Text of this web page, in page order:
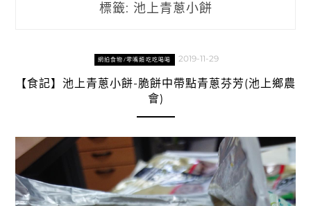
標籤: 池上青蔥小餅
網拍食物/零嘴類吃吃喝喝 2019-11-29
【食記】池上青蔥小餅-脆餅中帶點青蔥芬芳(池上鄉農
會)